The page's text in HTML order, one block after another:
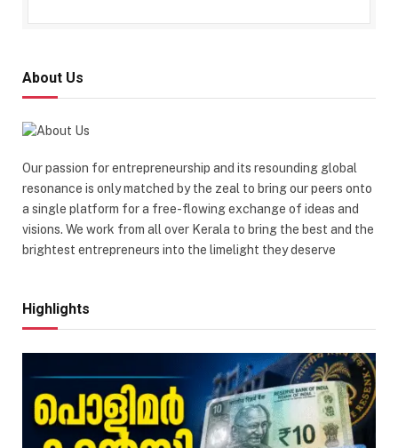
About Us
Our passion for entrepreneurship and its resounding global
resonance is only matched by the zeal to bring our peers onto
a single platform for a free-flowing exchange of ideas and
visions. We work from all over Kerala to bring the best and the
brightest entrepreneurs into the limelight they deserve
Highlights